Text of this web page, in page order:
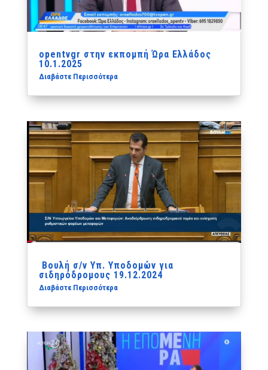
opentvgr‬ στην εκπομπή Ώρα Ελλάδος
10.1.2025
Διαβάστε Περισσότερα
Βουλή σ/ν Υπ. Υποδομών για
σιδηρόδρομους 19.12.2024
Διαβάστε Περισσότερα